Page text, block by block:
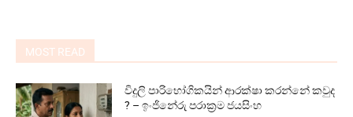
MOST READ
විදුලි පාරිභෝගිකයින් ආරක්ෂා කරන්නේ කවුද
? – ඉංජිනේරු පරාක්‍රම ජයසිංහ